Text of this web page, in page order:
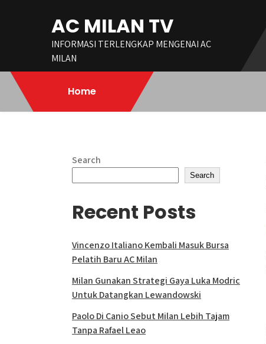
AC MILAN TV
INFORMASI TERLENGKAP MENGENAI AC
MILAN
Home
Search
Search
Recent Posts
Vincenzo Italiano Kembali Masuk Bursa
Pelatih Baru AC Milan
Milan Gunakan Strategi Gaya Luka Modric
Untuk Datangkan Lewandowski
Paolo Di Canio Sebut Milan Lebih Tajam
Tanpa Rafael Leao